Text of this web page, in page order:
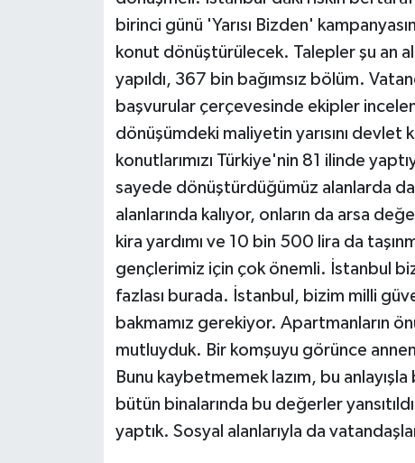
birinci günü 'Yarısı Bizden'
konut dönüştürülecek. Talepler şu an
yapıldı, 367 bin bağımsız bölüm.
başvurular çerçevesinde ekipler
dönüşümdeki maliyetin yarısını devlet
konutlarımızı Türkiye'nin 81 ilinde
sayede dönüştürdüğümüz alanlarda
alanlarında kalıyor, onların da arsa
kira yardımı ve 10 bin 500 lira da
gençlerimiz için çok önemli. İstanbul
fazlası burada. İstanbul, bizim milli
bakmamız gerekiyor. Apartmanların
mutluyduk. Bir komşuyu görünce
Bunu kaybetmemek lazım, bu
bütün binalarında bu değerler
yaptık. Sosyal alanlarıyla da